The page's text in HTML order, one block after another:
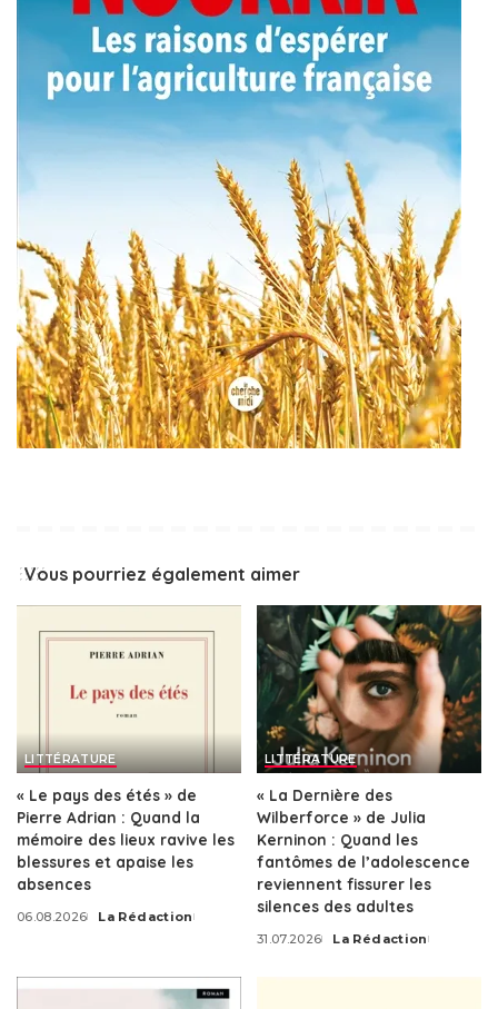
Vous pourriez également aimer
LITTÉRATURE
« Le pays des étés » de
Pierre Adrian : Quand la
mémoire des lieux ravive les
blessures et apaise les
absences
06.08.2026
Posted
La Rédaction
LITTÉRATURE
« La Dernière des
Wilberforce » de Julia
Kerninon : Quand les
fantômes de l’adolescence
reviennent fissurer les
silences des adultes
31.07.2026
Posted
La Rédaction